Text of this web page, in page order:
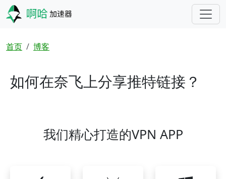
跳转到主要内容
面包屑
首页 博客
如何在奈飞上分享推特链接？
我们精心打造的VPN APP